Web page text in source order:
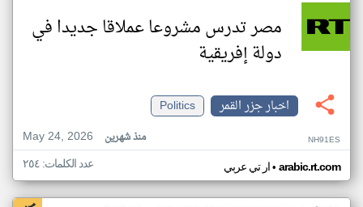
مصر تدرس مشروعا عملاقا جديدا في
دولة إفريقية
اخبار جزر القمر
Politics
May 24, 2026
منذ شهرين NH91ES
ار تي عربي• arabic.rt.com عدد الكلمات: ٢٥٤